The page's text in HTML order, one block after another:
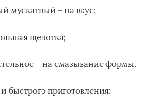
мускатный – на вкус;
щепотка;
– на смазывание формы.
быстрого приготовления: